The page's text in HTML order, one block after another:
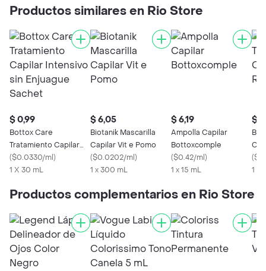
Productos similares en Rio Store
$ 0,99
Bottox Care
Tratamiento Capilar
Intensivo sin Enjuague
Sachet
($0.0330/ml)
1 X 30 mL
$ 6,05
Biotanik Mascarilla
Capilar Vit e Pomo
($0.0202/ml)
1 x 300 mL
$ 6,19
Ampolla Capilar
Bottoxcomple
($0.42/ml)
1 x 15 mL
$
R3
(
1 x
Productos complementarios en Rio Store